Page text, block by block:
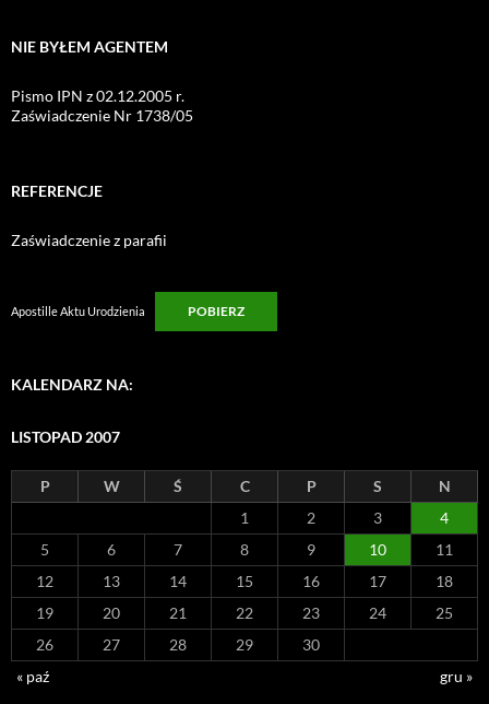
NIE BYŁEM AGENTEM
Pismo IPN z 02.12.2005 r.
Zaświadczenie Nr 1738/05
REFERENCJE
Zaświadczenie z parafii
Apostille Aktu Urodzienia POBIERZ
KALENDARZ NA:
LISTOPAD 2007
P W Ś C P S
N
1
2 3
4
5
6 7 8 9 10
11
12
13 14 15 16 17
18
19
20 21 22 23 24
25
26
27 28 29
30
« paź
gru »